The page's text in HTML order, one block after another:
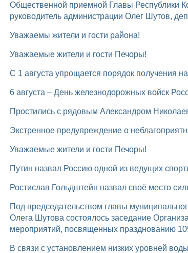
Общественной приемной Главы Республики
руководитель администрации Олег Шутов,
Уважаемы жители и гости района!
Уважаемые жители и гости Печоры!
С 1 августа упрощается порядок получения
6 августа – День железнодорожных войск
Простились с рядовым Александром
Экстренное предупреждение о
Уважаемые жители и гости Печоры!
Путин назвал Россию одной из ведущих
Ростислав Гольдштейн назвал своё место
Под председательством главы муниципального района «Печора» – руководителя администрации
Олега Шутова состоялось заседание
мероприятий, посвященных празднованию
В связи с установлением низких уровней воды, угрожающей безопасности перевозки пассажиров,